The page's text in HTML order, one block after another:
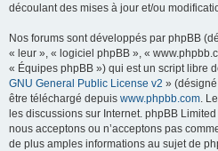
découlant des mises à jour et/ou
Nos forums sont développés par phpBB
« leur », « logiciel phpBB », «
« Équipes phpBB ») qui est un script libre
GNU General Public License v2 »
être téléchargé depuis www.phpbb.com.
les discussions sur Internet. phpBB
nous acceptons ou n’acceptons pas
de plus amples informations au sujet de